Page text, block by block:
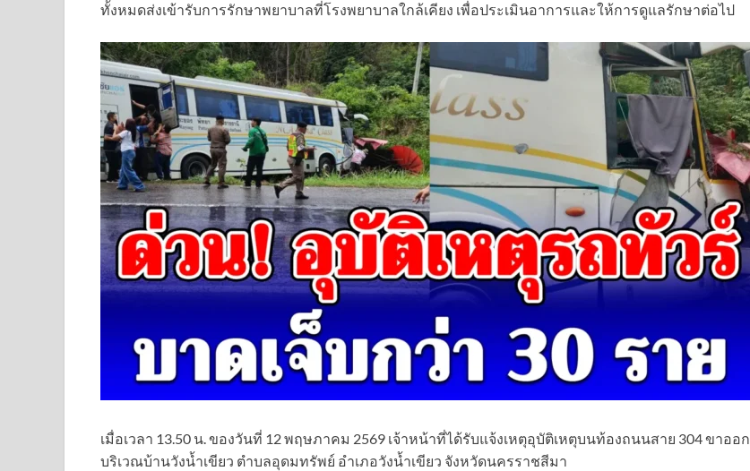
ทั้งหมดส่งเข้ารับการรักษาพยาบาลที่โรงพยาบาลใกล้เคียง เพื่อประเมินอาการและให้การดูแลรักษาต่อไป
เมื่อเวลา 13.50 น. ของวันที่ 12 พฤษภาคม 2569 เจ้าหน้าที่ได้รับแจ้งเหตุอุบัติเหตุบนท้องถนนสาย 304 ขาออก
บริเวณบ้านวังน้ำเขียว ตำบลอุดมทรัพย์ อำเภอวังน้ำเขียว จังหวัดนครราชสีมา